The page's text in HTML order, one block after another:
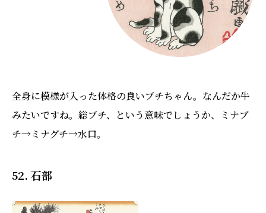
全身に模様が入った体格の良いブチちゃん。なんだか牛
みたいですね。総ブチ、という意味でしょうか、ミナブ
チ→ミナグチ→水口。
52. 石部